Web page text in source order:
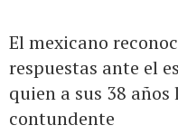
El mexicano
respuestas ante el
quien a sus 38
contundente